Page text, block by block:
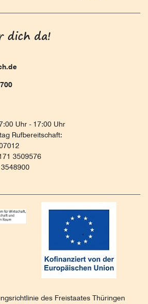
dich da!
Uhr - 17:00 Uhr
Rufbereitschaft:
3509576
des Freistaates Thüringen